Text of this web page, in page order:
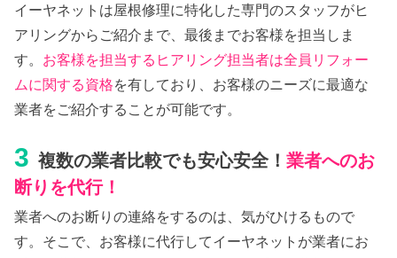
イーヤネットは屋根修理に特化した専門のスタッフがヒ
アリングからご紹介まで、最後までお客様を担当しま
す。 お客様を担当するヒアリング担当者は全員リフォー
ムに関する資格を有しており、お客様のニーズに最適な
業者をご紹介することが可能です。
3 複数の業者比較でも安心安全！業者へのお
断りを代行！
業者へのお断りの連絡をするのは、気がひけるもので
す。そこで、お客様に代行してイーヤネットが業者にお